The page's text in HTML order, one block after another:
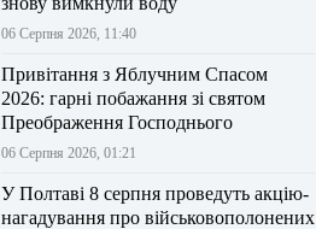
06 Серпня 2026, 11:40
Привітання з Яблучним Спасом
2026: гарні побажання зі святом
Преображення Господнього
06 Серпня 2026, 01:21
У Полтаві 8 серпня проведуть акцію-
нагадування про військовополонених